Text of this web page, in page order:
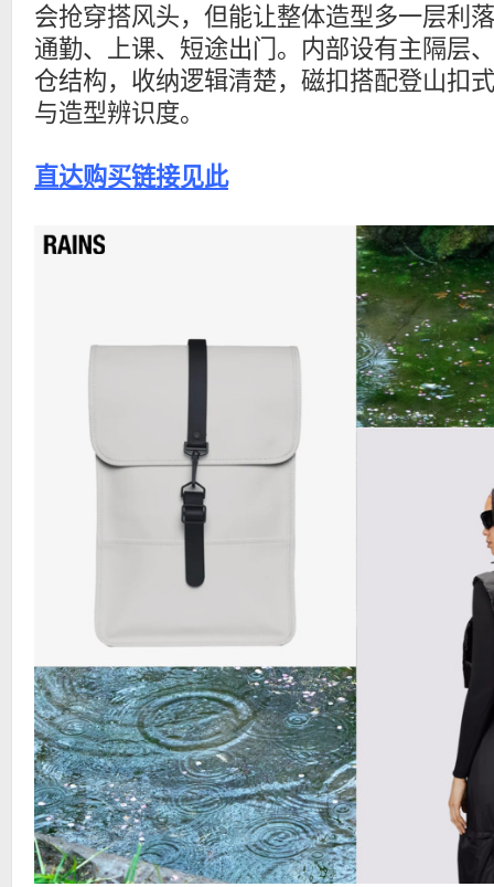
会抢穿搭风头，但能让整体造型多一层利
通勤、上课、短途出门。内部设有主隔层
仓结构，收纳逻辑清楚，磁扣搭配登山扣
与造型辨识度。
直达购买链接见此